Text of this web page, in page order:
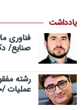
یادداشت
فناوری
صنایع/
رشته
عملیات